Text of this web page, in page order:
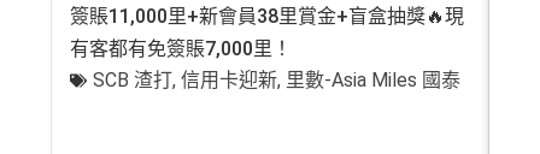
簽賬11,000里+新會員38里賞金+盲盒抽獎🔥現
有客都有免簽賬7,000里！
SCB 渣打,信用卡迎新, 里數-Asia Miles 國泰